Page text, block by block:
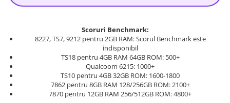
Scoruri Benchmark:
8227, TS7, 9212 pentru 2GB RAM: Scorul Benchmark este
indisponibil
TS18 pentru 4GB RAM 64GB ROM: 500+
Qualcoom 6215: 1000+
TS10 pentru 4GB 32GB ROM: 1600-1800
7862 pentru 8GB RAM 128/256GB ROM: 2100+
7870 pentru 12GB RAM 256/512GB ROM: 4800+